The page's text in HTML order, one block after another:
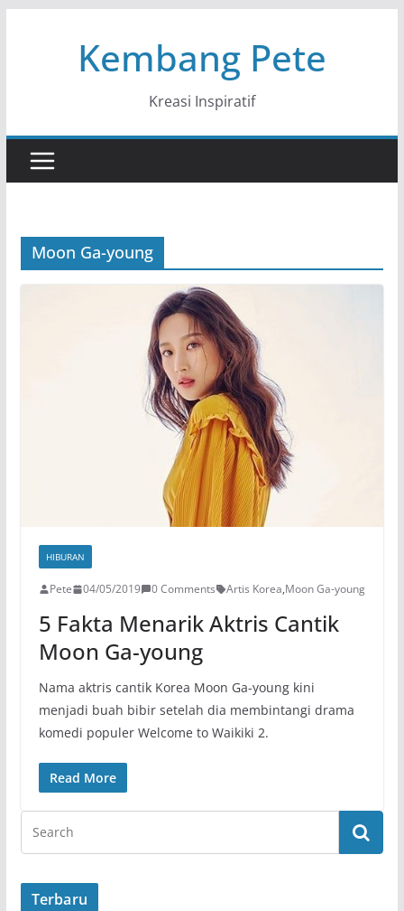
Kembang Pete
Kreasi Inspiratif
Moon Ga-young
HIBURAN
Pete 04/05/2019 0 Comments Artis Korea,Moon Ga-young
5 Fakta Menarik Aktris Cantik
Moon Ga-young
Nama aktris cantik Korea Moon Ga-young kini
menjadi buah bibir setelah dia membintangi drama
komedi populer Welcome to Waikiki 2.
Read More
Terbaru